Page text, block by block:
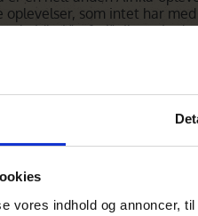
vores indhold og annoncer,
som intet har
hvidhaj ”safari” til søs. Lad
at man opnår den
skal naturligvis også
områder med god tid
på telefon eller evt. hjemme
landet rundt.